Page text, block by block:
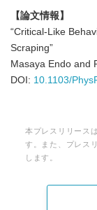
【論文情報】
“Critical-Like
Scraping”
Masaya Endo and
DOI: 10.1103/
本プレスリリース
す。また、プレス
します。